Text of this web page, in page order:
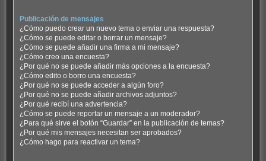
Publicación de mensajes
¿Cómo puedo crear un nuevo tema o enviar una respuesta?
¿Cómo se puede editar o borrar un mensaje?
¿Cómo se puede añadir una firma a mi mensaje?
¿Cómo creo una encuesta?
¿Por qué no se puede añadir más opciones a la encuesta?
¿Cómo edito o borro una encuesta?
¿Por qué no se puede acceder a algún foro?
¿Por qué no se puede añadir archivos adjuntos?
¿Por qué recibí una advertencia?
¿Cómo se puede reportar un mensaje a un moderador?
¿Para qué sirve el botón “Guardar” en la publicación de temas?
¿Por qué mis mensajes necesitan ser aprobados?
¿Cómo hago para reactivar un tema?